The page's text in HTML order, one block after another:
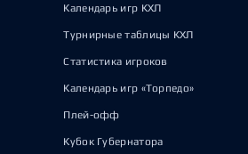
Календарь игр КХЛ
Турнирные таблицы КХЛ
Статистика игроков
Календарь игр «Торпедо»
Плей-офф
Кубок Губернатора